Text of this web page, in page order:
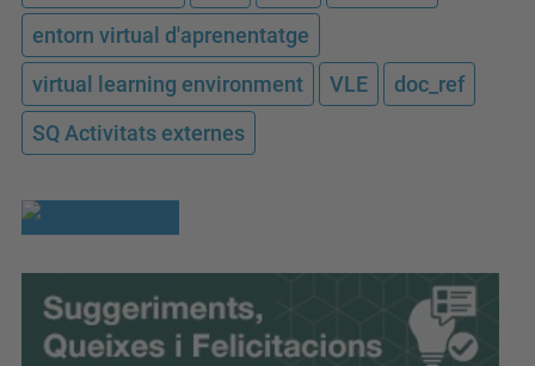
entorn virtual d'aprenentatge
virtual learning environment
VLE
doc_ref
SQ Activitats externes